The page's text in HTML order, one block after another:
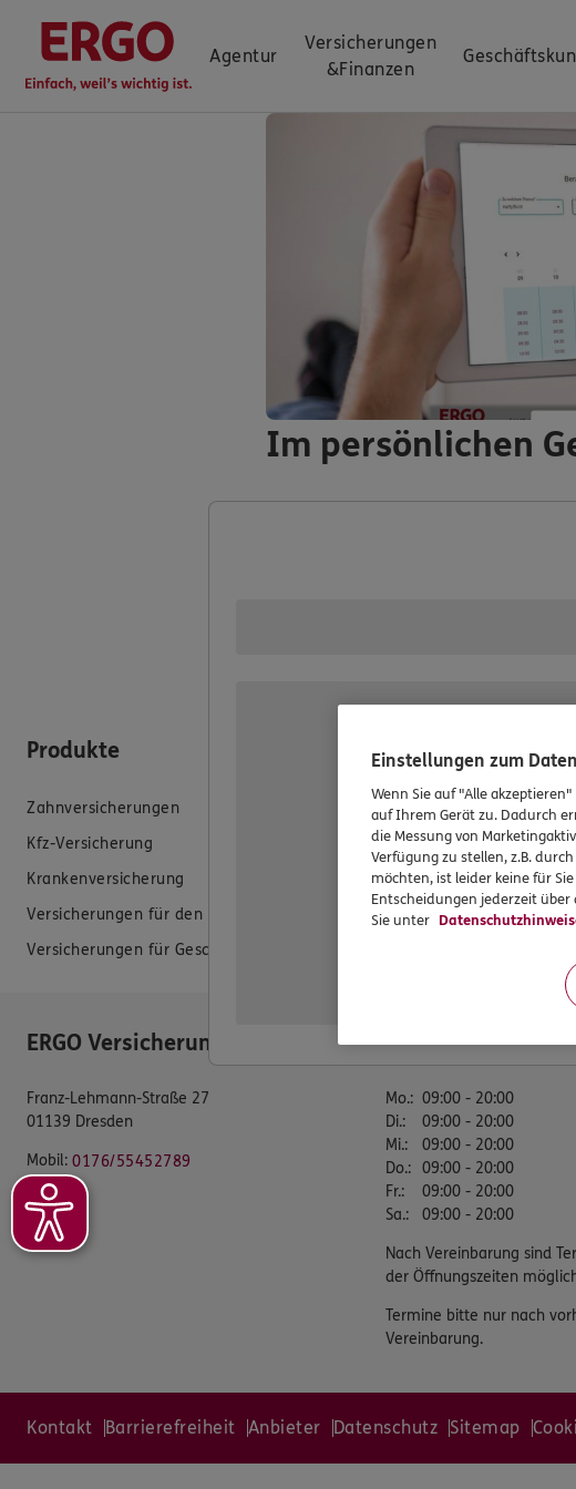
Agentur
Versicherungen
&Finanzen
Im persönlichen
Produkte
Zahnversicherungen
Kfz-Versicherung
Krankenversicherung
Versicherungen für den privaten Bedarf
Versicherungen für Geschäftskunden
Hilfe & Services
E-Mail schreiben
Schaden melden
Erstkontaktinformationen
EU-
ERGO Versicherung Marcel Klemm
Franz-Lehmann-Straße 27
01139 Dresden
Mobil: 0176/55452789
Öffnungszeiten
Mo.: 09:00 - 20:00
Di.:
09:00 - 20:00
Mi.:
09:00 - 20:00
Do.: 09:00 - 20:00
Fr.:
09:00 - 20:00
Sa.: 09:00 - 20:00
Nach Vereinbarung sind
der Öffnungszeiten
Termine bitte nur nach
Vereinbarung.
Kontakt Barrierefreiheit Anbieter Datenschutz Sitemap
Einstellungen zum
Wenn Sie auf "Alle
auf Ihrem Gerät zu. Dadurch
die Messung von
Verfügung zu stellen, z.B.
möchten, ist leider keine für
Entscheidungen jederzeit über
Sie unter